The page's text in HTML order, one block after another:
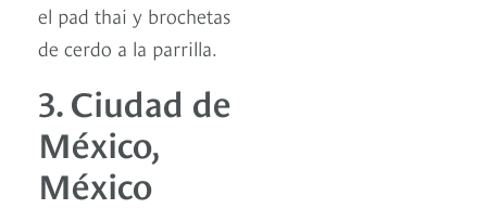
el pad thai y brochetas
de cerdo a la parrilla.
3. Ciudad de
México,
México